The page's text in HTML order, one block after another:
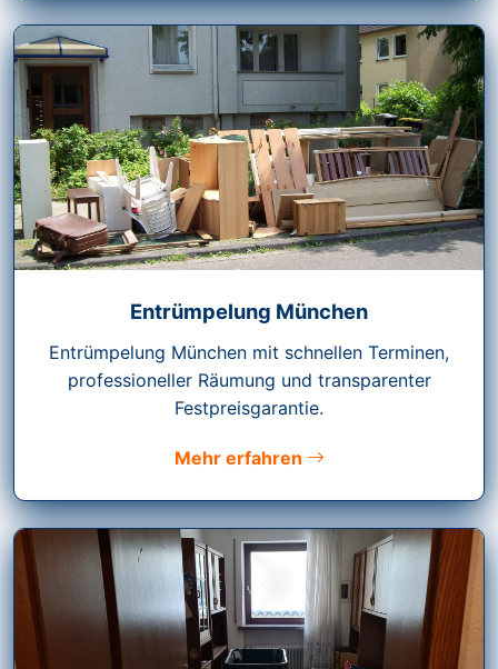
Entrümpelung München
Entrümpelung München mit schnellen Terminen,
professioneller Räumung und transparenter
Festpreisgarantie.
Mehr erfahren